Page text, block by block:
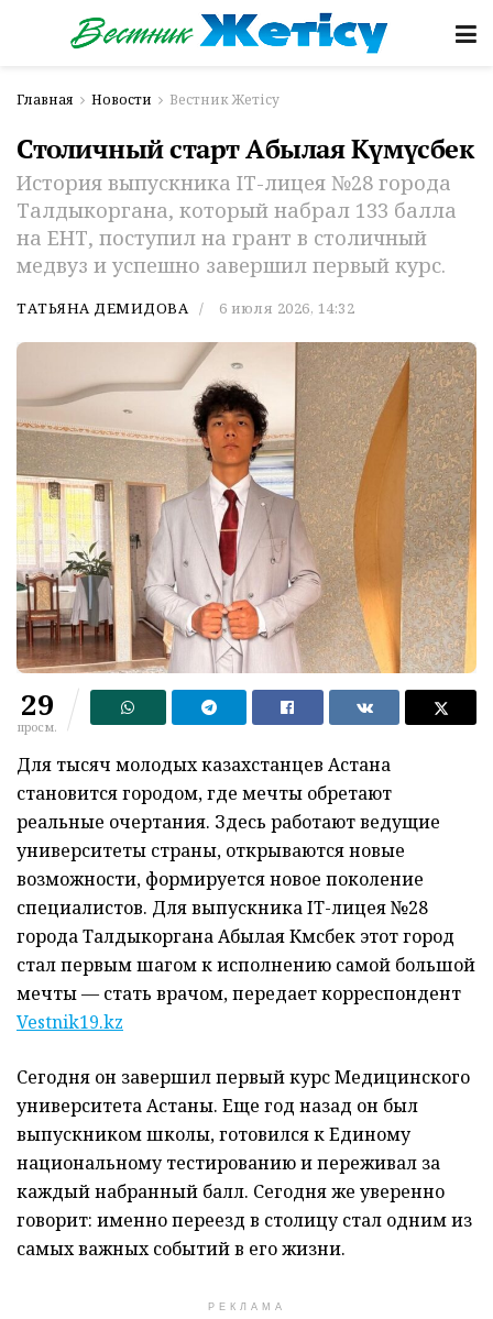
Главная Новости Вестник Жетісу
Столичный старт Абылая Күмүсбек
История выпускника IT-лицея №28 города
Талдыкоргана, который набрал 133 балла
на ЕНТ, поступил на грант в столичный
медвуз и успешно завершил первый курс.
ТАТЬЯНА ДЕМИДОВА 6 июля 2026, 14:32
29
просм.
Для тысяч молодых казахстанцев Астана
становится городом, где мечты обретают
реальные очертания. Здесь работают ведущие
университеты страны, открываются новые
возможности, формируется новое поколение
специалистов. Для выпускника IT-лицея №28
города Талдыкоргана Абылая Күмүсбек этот город
стал первым шагом к исполнению самой большой
мечты — стать врачом, передает корреспондент
Vestnik19.kz
Сегодня он завершил первый курс Медицинского
университета Астаны. Еще год назад он был
выпускником школы, готовился к Единому
национальному тестированию и переживал за
каждый набранный балл. Сегодня же уверенно
говорит: именно переезд в столицу стал одним из
самых важных событий в его жизни.
РЕКЛАМА